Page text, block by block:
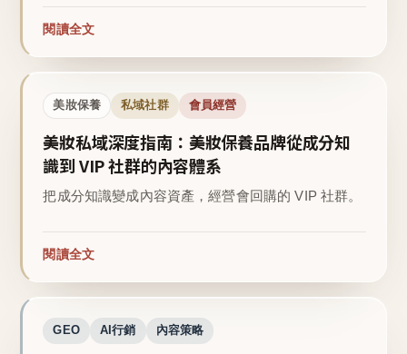
閱讀全文
美妝保養 私域社群 會員經營
美妝私域深度指南：美妝保養品牌從成分知
識到 VIP 社群的內容體系
把成分知識變成內容資產，經營會回購的 VIP 社群。
閱讀全文
GEO AI行銷 內容策略